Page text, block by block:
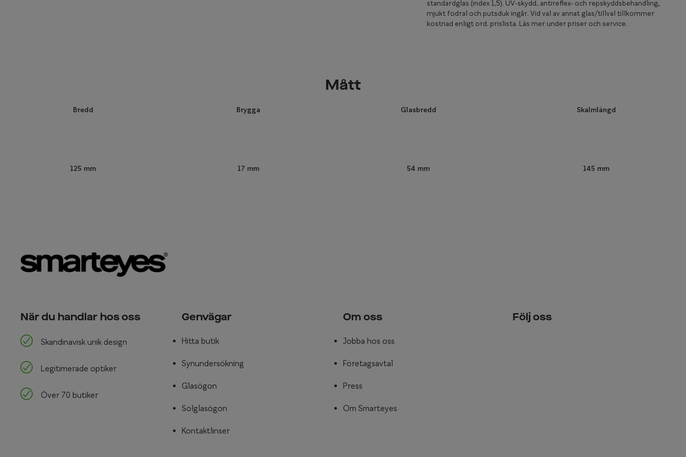
standardglas (index 1,5). UV-skydd, antireflex- och repskyddsbehandling,
mjukt fodral och putsduk ingår. Vid val av annat glas/tillval tillkommer
kostnad enligt ord. prislista. Läs mer under priser och service.
Mått
Bredd
125 mm
Brygga
17 mm
Glasbredd
54 mm
Skalmlängd
145 mm
När du handlar hos oss
Skandinavisk unik design
Legitimerade optiker
Över 70 butiker
Genvägar
Hitta butik
Synundersökning
Glasögon
Solglasögon
Kontaktlinser
Om oss
Jobba hos oss
Företagsavtal
Press
Om Smarteyes
Följ oss